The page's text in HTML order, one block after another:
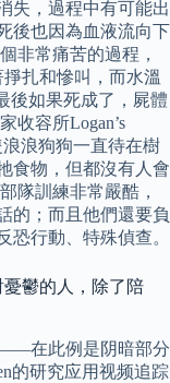
失，過程中有可能出
後也因為血液流向下
非常痛苦的過程，
扎和慘叫，而水溫
後如果死成了，屍體
收容所Logan’s
浪浪狗狗一直待在樹
食物，但都沒有人會
隊訓練非常嚴酷，
的；而且他們還要負
恐行動、特殊偵查。
鬱的人，除了陪
在此例是阴暗部分
的研究应用视频追踪